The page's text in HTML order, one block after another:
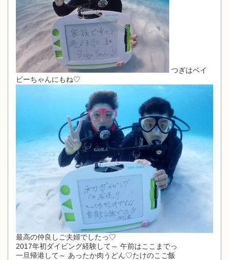
つぎはベイ
ビーちゃんにもね♡
最高の仲良しご夫婦でしたっ♡
2017年初ダイビング経験して～ 午前はここまでっ
一旦帰港して～ あったか肉うどん♡たけのこご飯